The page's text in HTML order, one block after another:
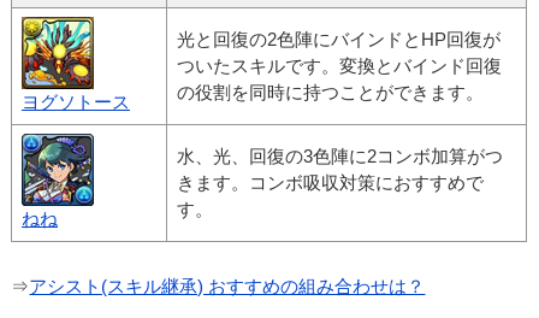
ヨグソトース
光と回復の2色陣にバインドとHP回復が
ついたスキルです。変換とバインド回復
の役割を同時に持つことができます。
ねね
水、光、回復の3色陣に2コンボ加算がつ
きます。コンボ吸収対策におすすめで
す。
⇒アシスト(スキル継承) おすすめの組み合わせは？